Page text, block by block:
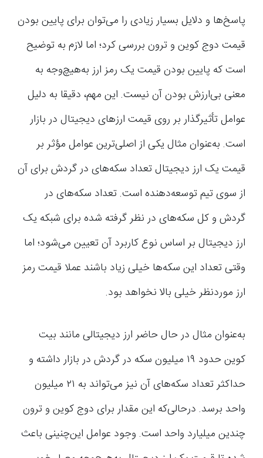
پاسخ‌ها و دلایل بسیار زیادی را می‌توان برای پایین بودن
قیمت دوج کوین و ترون بررسی کرد؛ اما لازم به توضیح
است که پایین بودن قیمت یک رمز ارز به‌هیچ‌وجه به
معنی بی‌ارزش بودن آن نیست. این مهم، دقیقا به دلیل
عوامل تأثیرگذار بر روی قیمت ارزهای دیجیتال در بازار
است. به‌عنوان مثال یکی از اصلی‌ترین عوامل مؤثر بر
قیمت یک ارز دیجیتال تعداد سکه‌های در گردش برای آن
از سوی تیم توسعه‌دهنده است. تعداد سکه‌های در
گردش و کل سکه‌های در نظر گرفته شده برای شبکه یک
ارز دیجیتال بر اساس نوع کاربرد آن تعیین می‌شود؛ اما
وقتی تعداد این سکه‌ها خیلی زیاد باشند عملا قیمت رمز
ارز موردنظر خیلی بالا نخواهد بود.
به‌عنوان مثال در حال حاضر ارز دیجیتالی مانند بیت
کوین حدود ۱۹ میلیون سکه در گردش در بازار داشته و
حداکثر تعداد سکه‌های آن نیز می‌تواند به ۲۱ میلیون
واحد برسد. درحالی‌که این مقدار برای دوج کوین و ترون
چندین میلیارد واحد است. وجود عوامل این‌چنینی باعث